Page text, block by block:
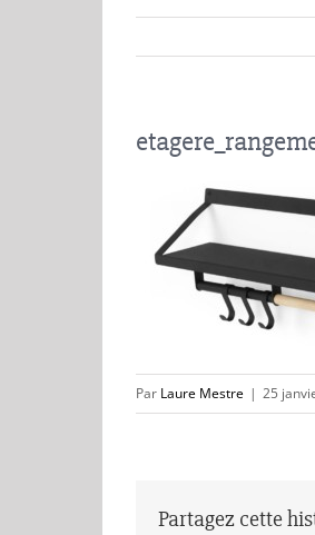
Par Laure Mestre | 25
Partagez cette